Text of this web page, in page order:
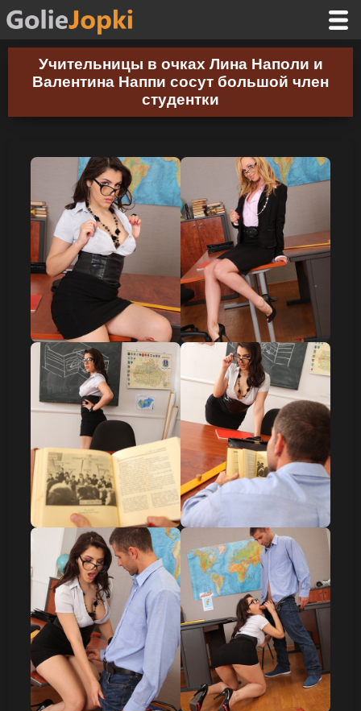
Учительницы в очках Лина Наполи и
Валентина Наппи сосут большой член
студентки